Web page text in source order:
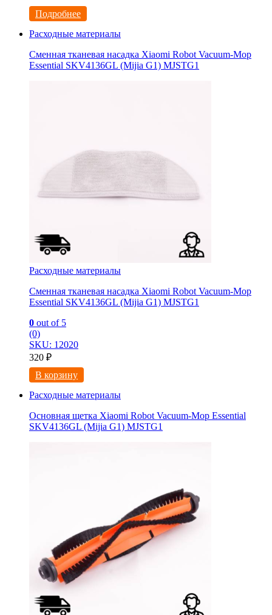
Подробнее
Расходные материалы
Сменная тканевая насадка Xiaomi Robot Vacuum-Mop
Essential SKV4136GL (Mijia G1) MJSTG1
Расходные материалы
Сменная тканевая насадка Xiaomi Robot Vacuum-Mop
Essential SKV4136GL (Mijia G1) MJSTG1
0 out of 5
(0)
SKU: 12020
320 ₽
В корзину
Расходные материалы
Основная щетка Xiaomi Robot Vacuum-Mop Essential
SKV4136GL (Mijia G1) MJSTG1